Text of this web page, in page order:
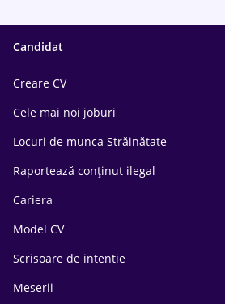
Candidat
Creare CV
Cele mai noi joburi
Locuri de munca Străinătate
Raportează conținut ilegal
Cariera
Model CV
Scrisoare de intentie
Meserii